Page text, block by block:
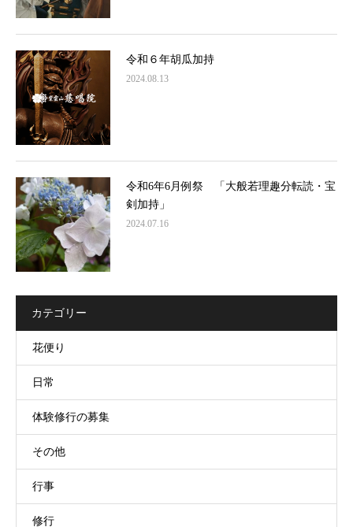
令和６年胡瓜加持
2024.08.13
令和6年6月例祭 「大般若理趣分転読・宝
剣加持」
2024.07.16
カテゴリー
花便り
日常
体験修行の募集
その他
行事
修行